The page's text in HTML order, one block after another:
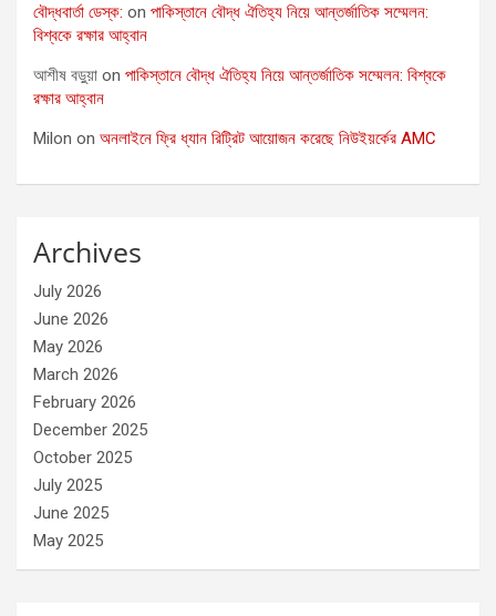
বৌদ্ধবার্তা ডেস্ক: on পাকিস্তানে বৌদ্ধ ঐতিহ্য নিয়ে আন্তর্জাতিক সম্মেলন:
বিশ্বকে রক্ষার আহ্বান
আশীষ বড়ুয়া on পাকিস্তানে বৌদ্ধ ঐতিহ্য নিয়ে আন্তর্জাতিক সম্মেলন: বিশ্বকে
রক্ষার আহ্বান
Milon on অনলাইনে ফ্রি ধ্যান রিট্রিট আয়োজন করেছে নিউইয়র্কের AMC
Archives
July 2026
June 2026
May 2026
March 2026
February 2026
December 2025
October 2025
July 2025
June 2025
May 2025